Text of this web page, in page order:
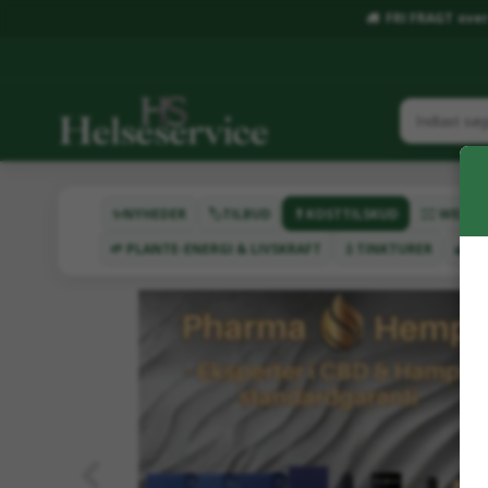
FRI FRAGT
✨NYHEDER 🏷️TILBUD 💊KOSTTILSKUD
🧖‍♂️
🌱 PLANTE-ENERGI & LIVSKRAFT
💧TINKTURER